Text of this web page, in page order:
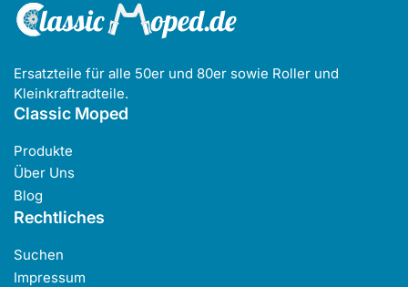
Ersatzteile für alle 50er und 80er sowie Roller und
Kleinkraftradteile.
Classic Moped
Produkte
Über Uns
Blog
Rechtliches
Suchen
Impressum